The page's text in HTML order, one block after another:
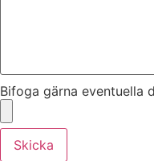
Bifoga gärna eventuella
Skicka